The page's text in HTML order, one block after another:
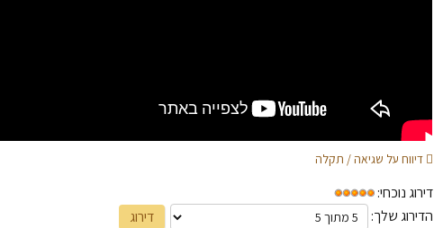
דיווח על שגיאה / תקלה
דירוג נוכחי:
הדירוג שלך: